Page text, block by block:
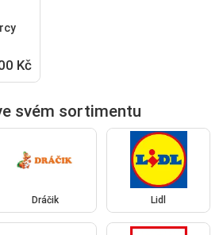
Kč
svém sortimentu
Dráčik Lidl